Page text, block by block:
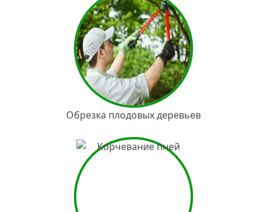
Обрезка плодовых деревьев